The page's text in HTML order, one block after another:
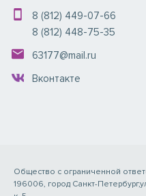
8 (812) 449-07-66
8 (812) 448-75-35
63177@mail.ru
Вконтакте
Общество с ограниченной
196006, город Санкт-